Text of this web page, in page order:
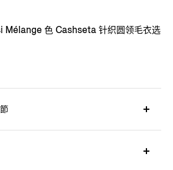
Mélange 色 Cashseta 针织圆领毛衣选